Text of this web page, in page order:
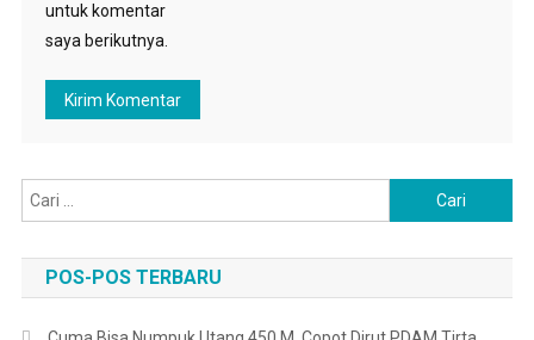
untuk komentar
saya berikutnya.
untuk:
POS-POS TERBARU